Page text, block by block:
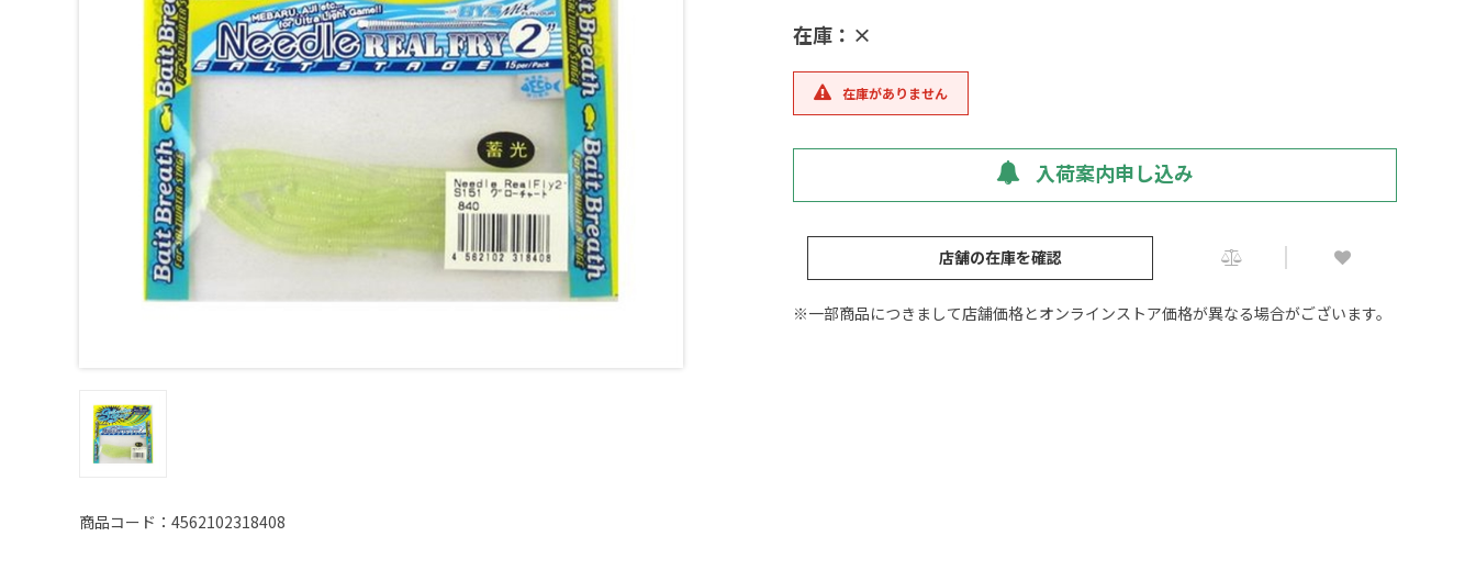
商品コード：4562102318408
在庫：×
在庫がありません
入荷案内申し込み
店舗の在庫を確認
※一部商品につきまして店舗価格とオンラインストア価格が異なる場合がございます。